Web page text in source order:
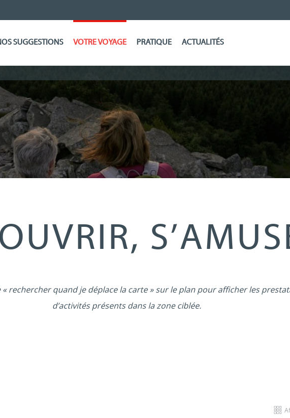
SUGGESTIONS VOTRE VOYAGE PRATIQUE ACTUALITÉS
« rechercher quand je déplace la carte » sur le plan pour afficher les
d’activités présents dans la zone ciblée.